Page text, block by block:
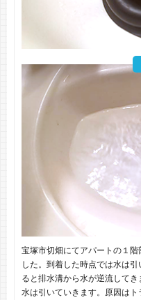
宝塚市切畑にてアパートの１
した。到着した時点では水は
ると排水溝から水が逆流して
水は引いていきます。原因は